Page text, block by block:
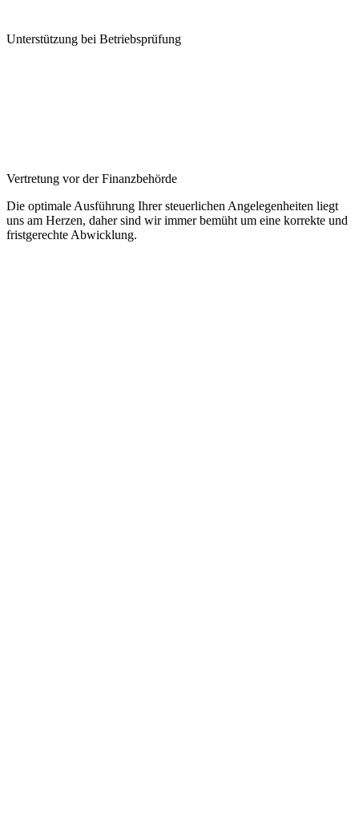
Unterstützung bei Betriebsprüfung
Vertretung vor der Finanzbehörde
Die optimale Ausführung Ihrer steuerlichen Angelegenheiten liegt
uns am Herzen, daher sind wir immer bemüht um eine korrekte und
fristgerechte Abwicklung.